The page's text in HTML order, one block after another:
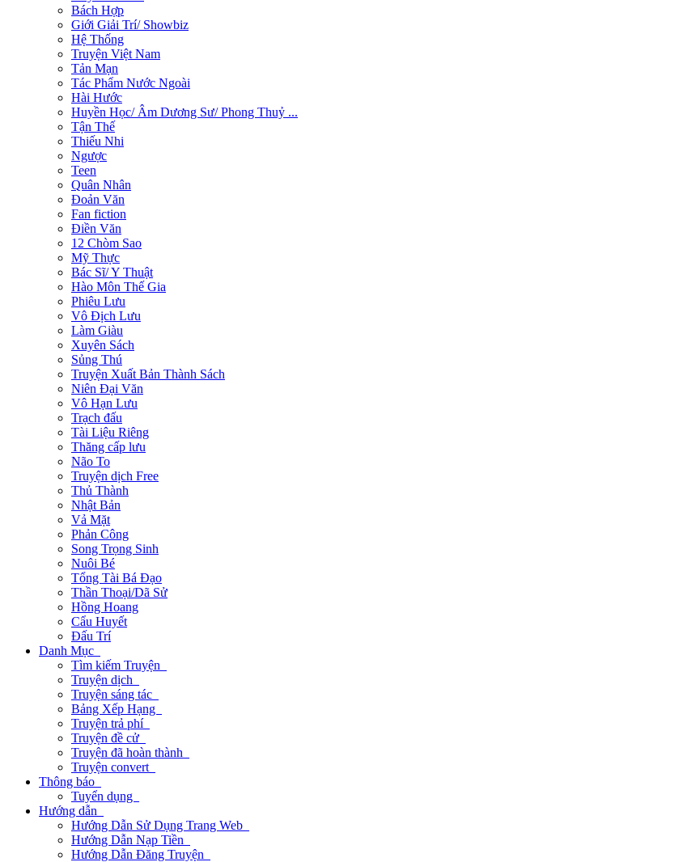
Bách Hợp
Giới Giải Trí/ Showbiz
Hệ Thống
Truyện Việt Nam
Tản Mạn
Tác Phẩm Nước Ngoài
Hài Hước
Huyền Học/ Âm Dương Sư/ Phong Thuỷ ...
Tận Thế
Thiếu Nhi
Ngược
Teen
Quân Nhân
Đoản Văn
Fan fiction
Điền Văn
12 Chòm Sao
Mỹ Thực
Bác Sĩ/ Y Thuật
Hào Môn Thế Gia
Phiêu Lưu
Vô Địch Lưu
Làm Giàu
Xuyên Sách
Sủng Thú
Truyện Xuất Bản Thành Sách
Niên Đại Văn
Vô Hạn Lưu
Trạch đấu
Tài Liệu Riêng
Thăng cấp lưu
Não To
Truyện dịch Free
Thủ Thành
Nhật Bản
Vả Mặt
Phản Công
Song Trọng Sinh
Nuôi Bé
Tổng Tài Bá Đạo
Thần Thoại/Dã Sử
Hồng Hoang
Cẩu Huyết
Đấu Trí
Danh Mục
Tìm kiếm Truyện
Truyện dịch
Truyện sáng tác
Bảng Xếp Hạng
Truyện trả phí
Truyện đề cử
Truyện đã hoàn thành
Truyện convert
Thông báo
Tuyển dụng
Hướng dẫn
Hướng Dẫn Sử Dụng Trang Web
Hướng Dẫn Nạp Tiền
Hướng Dẫn Đăng Truyện